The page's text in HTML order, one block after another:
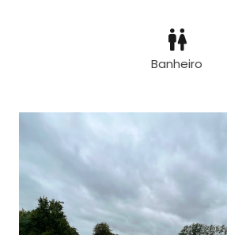
Banheiro